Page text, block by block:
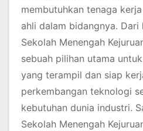
membutuhkan tenaga
ahli dalam bidangnya.
Sekolah Menengah
sebuah pilihan utama
yang terampil dan siap
perkembangan teknologi
kebutuhan dunia industri.
Sekolah Menengah